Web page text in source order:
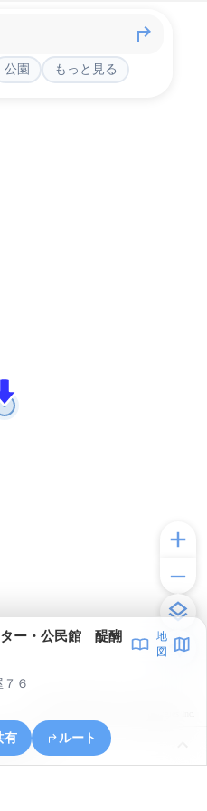
公園 もっと見る
ター・公民館 醍醐
地
図
６
有 ルート
石ノ塔